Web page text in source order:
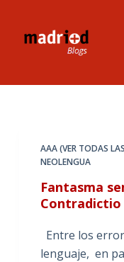
a
AAA (VER TODAS
NEOLENGUA
Fantasma
Entre los
lenguaje, en